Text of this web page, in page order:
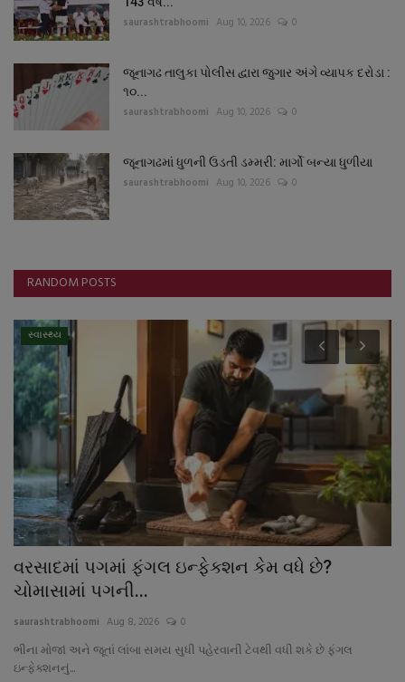
saurashtrabhoomi Aug 10, 2026 0
જૂનાગઢ તાલુકા પોલીસ દ્વારા જુગાર અંગે વ્યાપક દરોડા :
૧૦...
saurashtrabhoomi Aug 10, 2026 0
જૂનાગઢમાં ધુળની ઉડતી ડમ્મરી: માર્ગો બન્યા ધુળીયા
saurashtrabhoomi Aug 10, 2026 0
RANDOM POSTS
સ્વાસ્થ્ય
વરસાદમાં પગમાં ફંગલ ઇન્ફેક્શન કેમ વધે છે?
ચોમાસામાં પગની...
saurashtrabhoomi Aug 8, 2026 0
ભીના મોજાં અને જૂતાં લાંબા સમય સુધી પહેરવાની ટેવથી વધી શકે છે ફંગલ
ઇન્ફેક્શનનું...